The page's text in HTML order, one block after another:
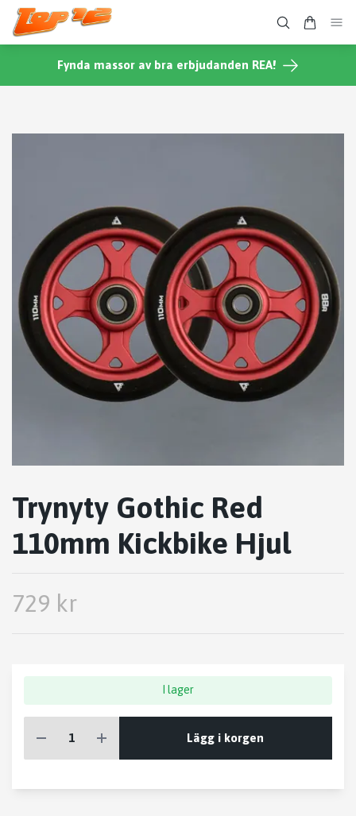
Fynda massor av bra erbjudanden REA!
Trynyty Gothic Red
110mm Kickbike Hjul
729 kr
I lager
Lägg i korgen